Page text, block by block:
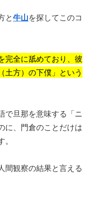
と牛山を探してこのコ
完全に舐めており、彼
土方）の下僕」という
で旦那を意味する「ニ
に、門倉のことだけは
観察の結果と言える